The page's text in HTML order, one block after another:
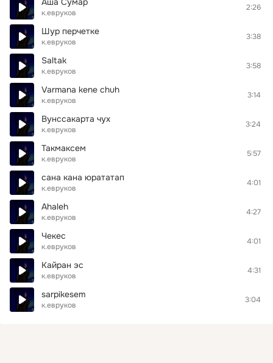
к.евруков
2:26
Шур перчетке
к.евруков
3:38
Saltak
к.евруков
3:58
Varmana kene chuh
к.евруков
3:14
Вунссакарта чух
к.евруков
3:24
Такмаксем
к.евруков
5:57
сана кана юрататап
к.евруков
4:01
Ahaleh
к.евруков
4:27
Чекес
к.евруков
4:01
Кайран эс
к.евруков
4:31
sarpikesem
к.евруков
3:04